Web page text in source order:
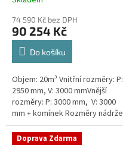
74 590 Kč bez DPH
90 254 Kč
Do košíku
Objem: 20m³ Vnitřní rozměry: P:
2950 mm, V: 3000 mmVnější
rozměry: P: 3000 mm, V: 3000
mm + komínek Rozměry nádrže
možno jakkoliv upravit -
vyrobíme nádrž na míru!Nádrž...
Doprava Zdarma